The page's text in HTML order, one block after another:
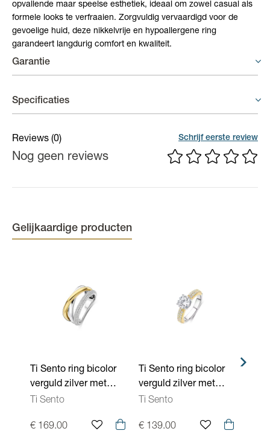
opvallende maar speelse esthetiek, ideaal om zowel casual als
formele looks te verfraaien. Zorgvuldig vervaardigd voor de
gevoelige huid, deze nikkelvrije en hypoallergene ring
garandeert langdurig comfort en kwaliteit.
Garantie
Specificaties
Materiaal
Breedte 9,0 mm
Reviews (0) Schrijf eerste review
Nog geen reviews
Gelijkaardige producten
Ti Sento ring bicolor
verguld zilver met
zirconium 12422ZY
Ti Sento
€ 169.00
Ti Sento ring bicolor
verguld zilver met
zirconium 1737ZY
Ti Sento
€ 139.00